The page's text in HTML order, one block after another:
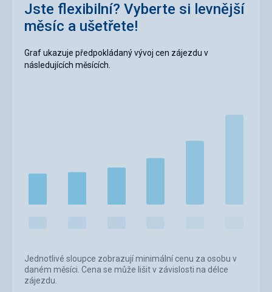
Jste flexibilní? Vyberte si levnější
měsíc a ušetřete!
Graf ukazuje předpokládaný vývoj cen zájezdu v
následujících měsících.
Jednotlivé sloupce zobrazují minimální cenu za osobu v
daném měsíci. Cena se může lišit v závislosti na délce
zájezdu.